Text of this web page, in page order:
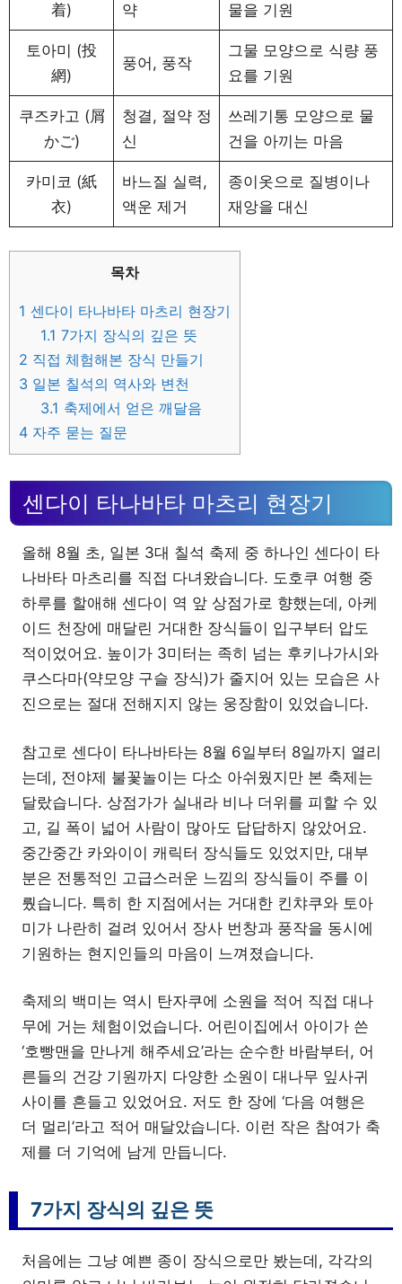
着)
약
물을 기원
토아미 (投
網)
풍어, 풍작
그물 모양으로 식량 풍
요를 기원
쿠즈카고 (屑
かご)
청결, 절약 정
신
쓰레기통 모양으로 물
건을 아끼는 마음
카미코 (紙
衣)
바느질 실력,
액운 제거
종이옷으로 질병이나
재앙을 대신
목차
1 센다이 타나바타 마츠리 현장기
1.1 7가지 장식의 깊은 뜻
2 직접 체험해본 장식 만들기
3 일본 칠석의 역사와 변천
3.1 축제에서 얻은 깨달음
4 자주 묻는 질문
센다이 타나바타 마츠리 현장기
올해 8월 초, 일본 3대 칠석 축제 중 하나인 센다이 타
나바타 마츠리를 직접 다녀왔습니다. 도호쿠 여행 중
하루를 할애해 센다이 역 앞 상점가로 향했는데, 아케
이드 천장에 매달린 거대한 장식들이 입구부터 압도
적이었어요. 높이가 3미터는 족히 넘는 후키나가시와
쿠스다마(약모양 구슬 장식)가 줄지어 있는 모습은 사
진으로는 절대 전해지지 않는 웅장함이 있었습니다.
참고로 센다이 타나바타는 8월 6일부터 8일까지 열리
는데, 전야제 불꽃놀이는 다소 아쉬웠지만 본 축제는
달랐습니다. 상점가가 실내라 비나 더위를 피할 수 있
고, 길 폭이 넓어 사람이 많아도 답답하지 않았어요.
중간중간 카와이이 캐릭터 장식들도 있었지만, 대부
분은 전통적인 고급스러운 느낌의 장식들이 주를 이
뤘습니다. 특히 한 지점에서는 거대한 킨챠쿠와 토아
미가 나란히 걸려 있어서 장사 번창과 풍작을 동시에
기원하는 현지인들의 마음이 느껴졌습니다.
축제의 백미는 역시 탄자쿠에 소원을 적어 직접 대나
무에 거는 체험이었습니다. 어린이집에서 아이가 쓴
‘호빵맨을 만나게 해주세요’라는 순수한 바람부터, 어
른들의 건강 기원까지 다양한 소원이 대나무 잎사귀
사이를 흔들고 있었어요. 저도 한 장에 ‘다음 여행은
더 멀리’라고 적어 매달았습니다. 이런 작은 참여가 축
제를 더 기억에 남게 만듭니다.
7가지 장식의 깊은 뜻
처음에는 그냥 예쁜 종이 장식으로만 봤는데, 각각의